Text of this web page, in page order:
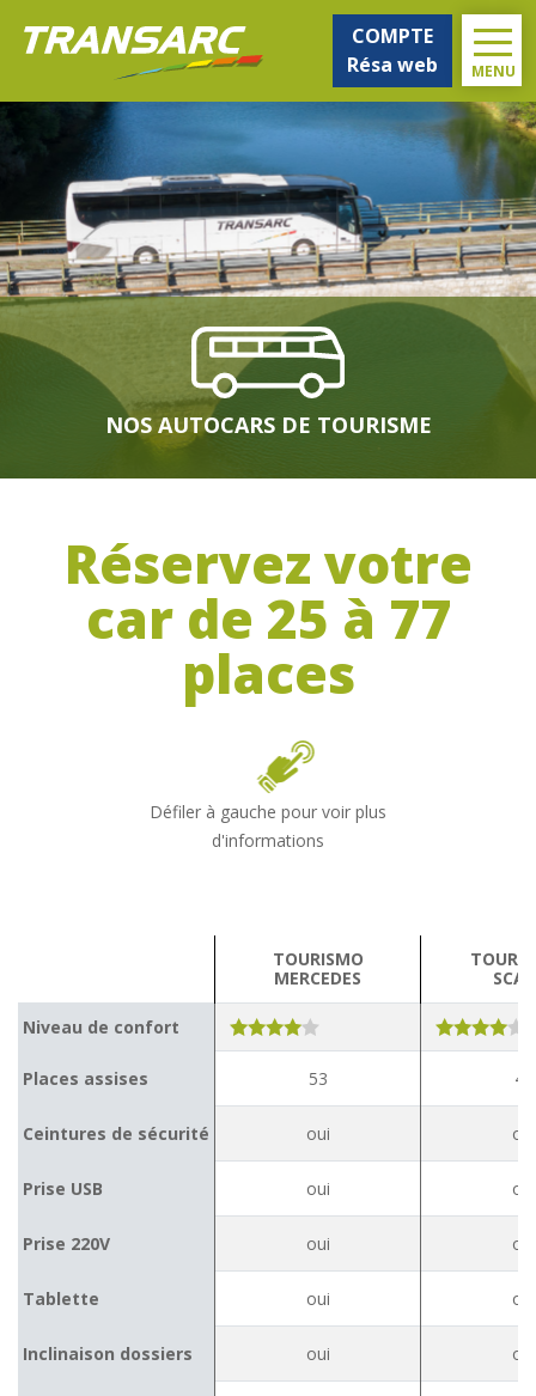
MENU
COMPTE
Résa web
NOS AUTOCARS DE TOURISME
Réservez votre
car de 25 à 77
places
Défiler à gauche pour voir plus
d'informations
TOURISMO
MERCEDES
Niveau de confort
Places assises 53 49
Ceintures de sécurité oui oui
Prise USB oui oui
Prise 220V oui oui
Tablette oui oui
Inclinaison dossiers oui oui